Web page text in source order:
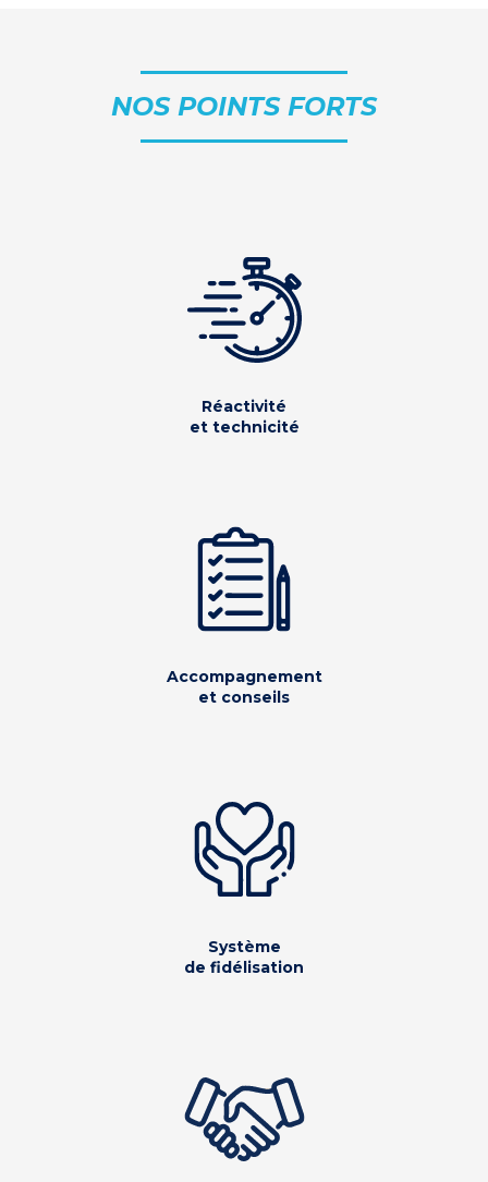
NOS POINTS FORTS
Réactivité
et technicité
Accompagnement
et conseils
Système
de fidélisation